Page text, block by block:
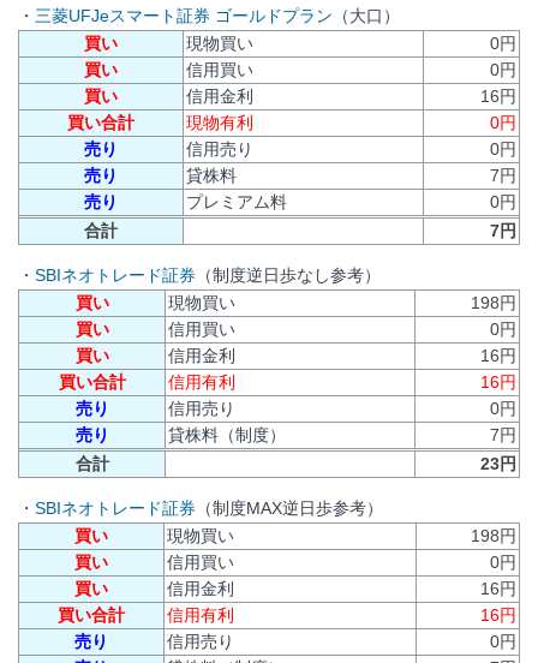
・ 三菱UFJeスマート証券 ゴールドプラン （大口）
買い
現物買い
0円
買い
信用買い
0円
買い
信用金利
16円
買い合計
現物有利
0円
売り
信用売り
0円
売り
貸株料
7円
売り
プレミアム料
0円
合計
7円
・ SBIネオトレード証券 （制度逆日歩なし参考）
買い
現物買い
198円
買い
信用買い
0円
買い
信用金利
16円
買い合計
信用有利
16円
売り
信用売り
0円
売り
貸株料（制度）
7円
合計
23円
・ SBIネオトレード証券 （制度MAX逆日歩参考）
買い
現物買い
198円
買い
信用買い
0円
買い
信用金利
16円
買い合計
信用有利
16円
売り
信用売り
0円